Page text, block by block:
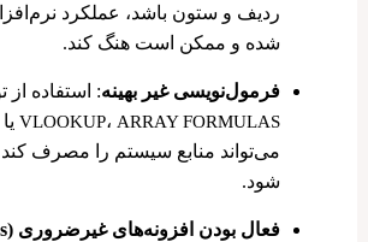
ردیف و ستون باشد، عملکرد
شده و ممکن است هنگ کند.
فرمول‌نویسی غیر بهینه: استفاده از
VLOOKUP، ARRAY FORMULAS
یا
می‌تواند منابع سیستم را مصرف
شود.
فعال بودن افزونه‌های غیرضروری (Add-ins)